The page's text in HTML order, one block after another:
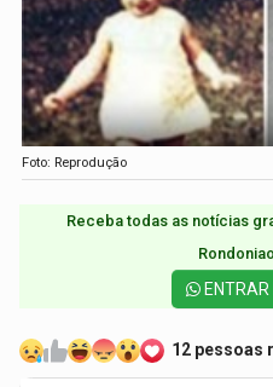
Foto: Reprodução
Receba todas as notícias
ENTRAR
12 pessoas